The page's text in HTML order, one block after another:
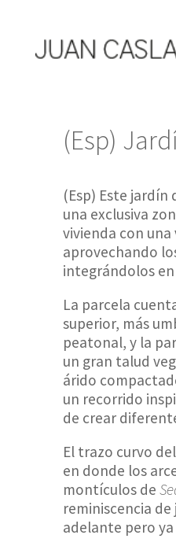
(Esp)
(Esp) Este jardín
una exclusiva
vivienda con
aprovechando
integrándolos
La parcela
superior, más
peatonal, y la
un gran talud
árido
un recorrido
de crear
El trazo curvo
en donde los
montículos de
reminiscencia
adelante pero